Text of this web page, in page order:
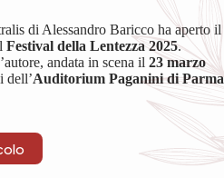
di Alessandro Baricco ha aperto il
Festival della Lentezza 2025.
andata in scena il 23 marzo
dell’Auditorium Paganini di Parma